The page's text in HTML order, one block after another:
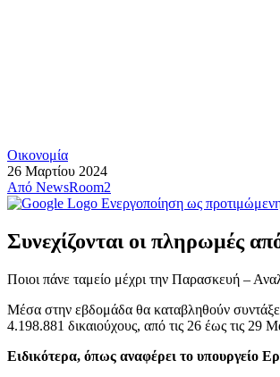
Οικονομία
26 Μαρτίου 2024
Από NewsRoom2
Ενεργοποίηση ως
Συνεχίζονται οι πληρωμές
Ποιοι πάνε ταμείο μέχρι την Παρασκευή –
Μέσα στην εβδομάδα θα καταβληθούν
4.198.881 δικαιούχους, από τις 26 έως τις
Ειδικότερα, όπως αναφέρει το υπουργείο